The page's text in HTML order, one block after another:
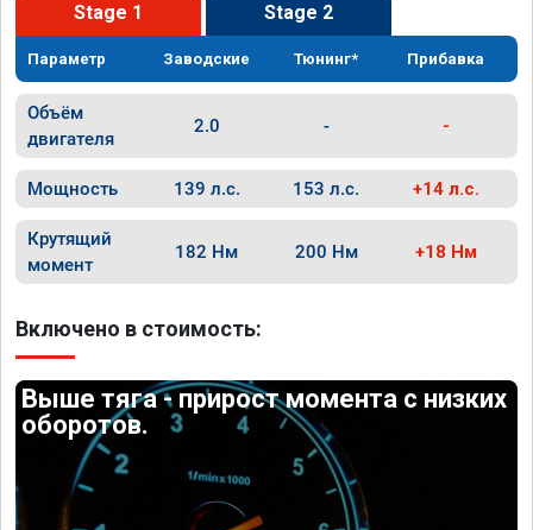
Stage 1 Stage 2
Параметр Заводские Тюнинг* Прибавка
Объём
двигателя
2.0 - -
Мощность 139 л.с. 153 л.с. +14 л.с.
Крутящий
момент
182 Нм 200 Нм +18 Нм
Включено в стоимость:
Выше тяга - прирост момента с низких
оборотов.